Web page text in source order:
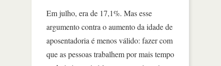
Em julho, era de 17,1%. Mas esse
argumento contra o aumento da idade de
aposentadoria é menos válido: fazer com
que as pessoas trabalhem por mais tempo